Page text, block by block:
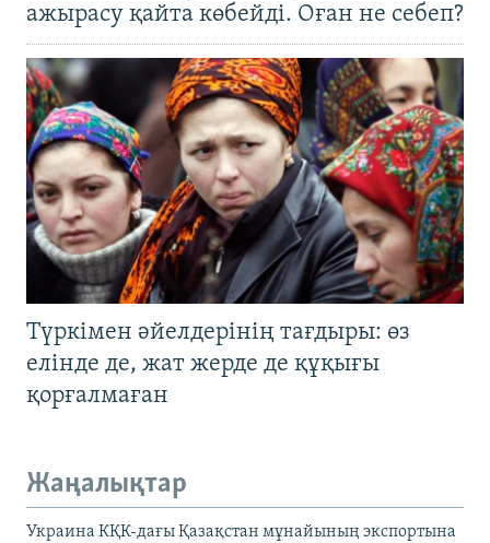
ажырасу қайта көбейді. Оған не себеп?
Түркімен әйелдерінің тағдыры: өз
елінде де, жат жерде де құқығы
қорғалмаған
Жаңалықтар
Украина КҚК-дағы Қазақстан мұнайының экспортына